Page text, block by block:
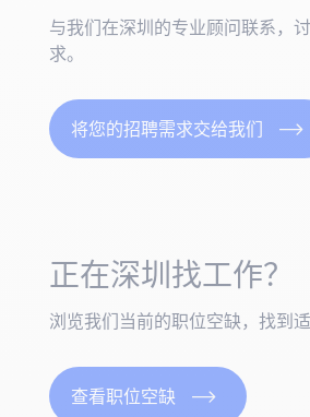
与我们在深圳的专业顾问联系，
求。
将您的招聘需求交给我们
正在深圳找工作？
浏览我们当前的职位空缺，找到适
查看职位空缺